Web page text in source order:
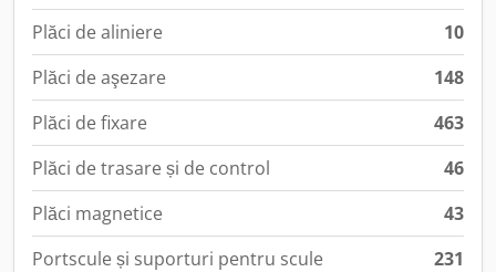
Plăci de aliniere
10
Plăci de aşezare
148
Plăci de fixare
463
Plăci de trasare și de control
46
Plăci magnetice
43
Portscule și suporturi pentru scule
231